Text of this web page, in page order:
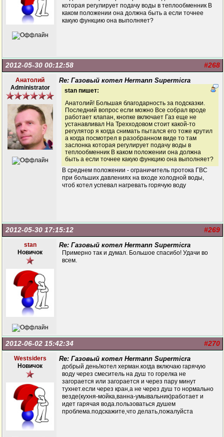
которая регулирует подачу воды в теплообменник В
каком положении она должна быть а если точнее
какую функцию она выполняет?
#268
2012-05-30 00:12:58
Анатолий
Administrator
Re: Газовый котел Hermann Supermicra
stan пишет:
Анатолий! Большая благодарность за подсказки.
Последний вопрос если можно Все собрал вроде
работает клапан, кнопке включает Газ еще не
устанавливал На Трехходовом стоит какой-то
регулятор я когда снимать пытался его тоже крутил
а когда посмотрел в разобранном виде то там
заслонка которая регулирует подачу воды в
теплообменник В каком положении она должна
быть а если точнее какую функцию она выполняет?
В среднем положении - ограничитель протока ГВС
при больших давлениях на входе холодной воды,
чтоб котел успевал нагревать горячую воду
#269
2012-05-30 17:15:12
stan
Новичок
Re: Газовый котел Hermann Supermicra
Примерно так и думал. Большое спасибо! Удачи во
всем.
#270
2012-06-02 15:42:34
Westsiders
Новичок
Re: Газовый котел Hermann Supermicra
добрый день!котел херман.когда включаю гарячую
воду через смеситель на душ то горелка не
загорается или загорается и через пару минут
тухнет.если через кран,а не через душ то нормально
везде(кухня-мойка,ванна-умывальник)работает и
идет гарячая вода.пользоваться душем
проблема.подскажите,что делать,пожалуйста